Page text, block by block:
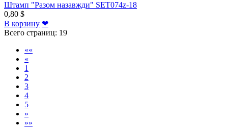
Штамп "Разом назавжди" SET074z-18
0,80 $
В корзину ❤
Всего страниц: 19
««
«
1
2
3
4
5
»
»»